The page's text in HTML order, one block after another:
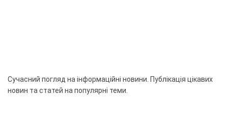
Сучасний погляд на інформаційні новини. Публікація цікавих
новин та статей на популярні теми.